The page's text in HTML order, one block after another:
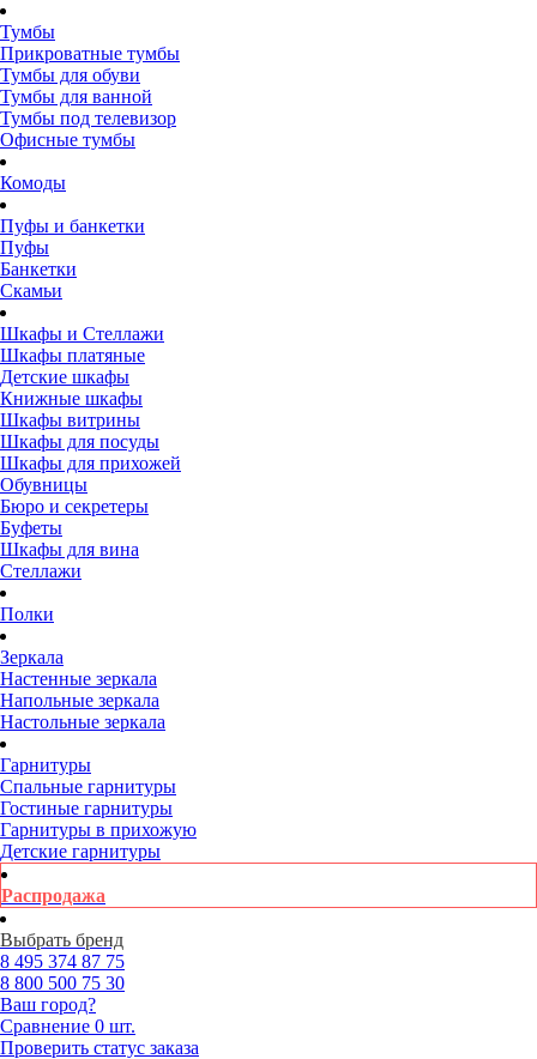
Тумбы
Прикроватные тумбы
Тумбы для обуви
Тумбы для ванной
Тумбы под телевизор
Офисные тумбы
Комоды
Пуфы и банкетки
Пуфы
Банкетки
Скамьи
Шкафы и Стеллажи
Шкафы платяные
Детские шкафы
Книжные шкафы
Шкафы витрины
Шкафы для посуды
Шкафы для прихожей
Обувницы
Бюро и секретеры
Буфеты
Шкафы для вина
Стеллажи
Полки
Зеркала
Настенные зеркала
Напольные зеркала
Настольные зеркала
Гарнитуры
Спальные гарнитуры
Гостиные гарнитуры
Гарнитуры в прихожую
Детские гарнитуры
Распродажа
Выбрать бренд
8 495 374 87 75
8 800 500 75 30
Ваш город?
Сравнение 0 шт.
Проверить статус заказа